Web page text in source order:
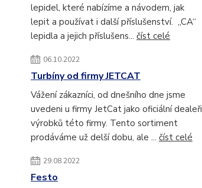
lepidel, které nabízíme a návodem, jak
lepit a používat i další příslušenství. „CA“
lepidla a jejich příslušens... číst celé
06.10.2022
Turbíny od firmy JETCAT
Vážení zákazníci, od dnešního dne jsme
uvedeni u firmy JetCat jako oficiální dealeři
výrobků této firmy. Tento sortiment
prodáváme už delší dobu, ale ... číst celé
29.08.2022
Festo